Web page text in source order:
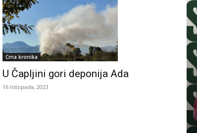
Crna kronika
U Čapljini gori deponija Ada
16 listopada, 2023